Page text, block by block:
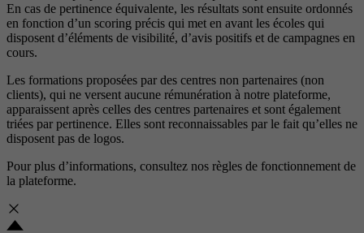
En cas de pertinence équivalente, les résultats sont ensuite ordonnés
en fonction d’un scoring précis qui met en avant les écoles qui
disposent d’éléments de visibilité, d’avis positifs et de campagnes en
cours.
Les formations proposées par des centres non partenaires (non
clients), qui ne versent aucune rémunération à notre plateforme,
apparaissent après celles des centres partenaires et sont également
triées par pertinence. Elles sont reconnaissables par le fait qu’elles ne
disposent pas de logos.
Pour plus d’informations, consultez nos règles de fonctionnement de
la plateforme.